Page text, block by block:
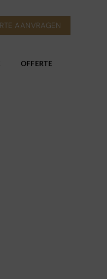
AANVRAGEN
OFFERTE